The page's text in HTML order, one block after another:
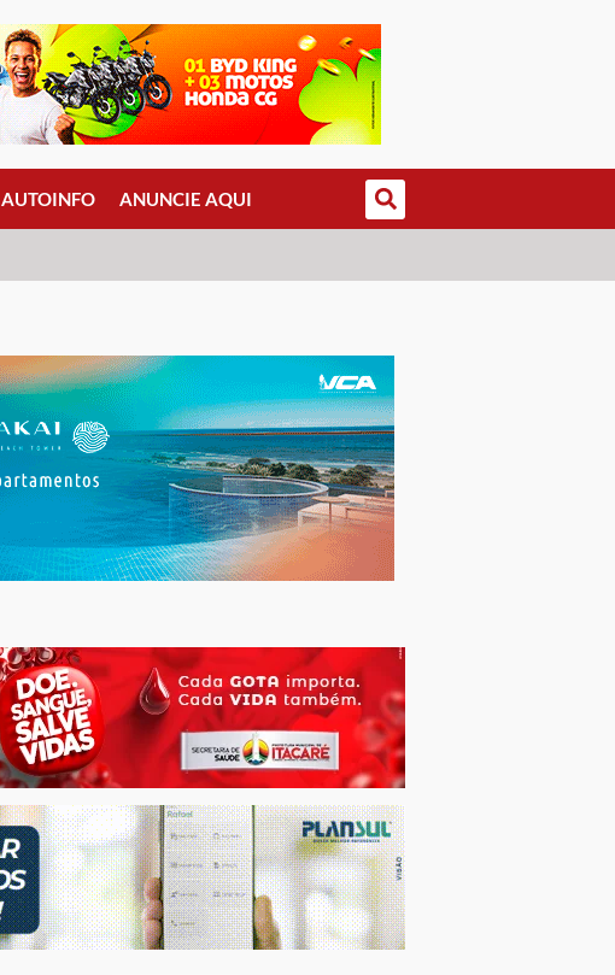
AUTOINFO ANUNCIE AQUI